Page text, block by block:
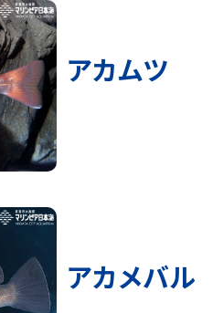
アカムツ
アカメバル